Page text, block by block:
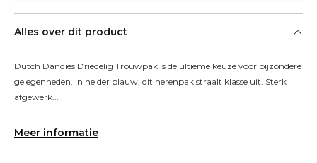
Alles over dit product
Dutch Dandies Driedelig Trouwpak is de ultieme keuze voor bijzondere
gelegenheden. In helder blauw, dit herenpak straalt klasse uit. Sterk
afgewerk...
Meer informatie